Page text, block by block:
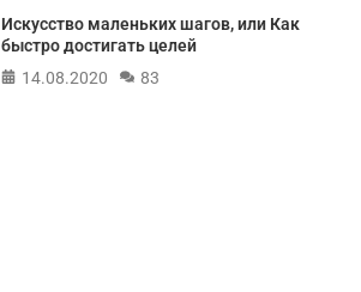
Искусство маленьких шагов, или Как
быстро достигать целей
14.08.2020
83